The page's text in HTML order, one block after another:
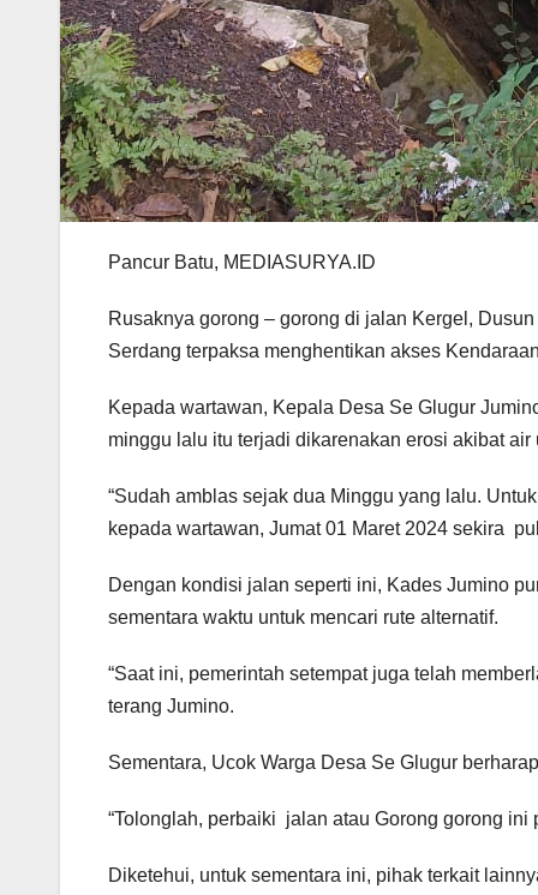
Pancur Batu, MEDIASURYA.ID
Rusaknya gorong – gorong di jalan Kergel,
Serdang terpaksa menghentikan akses
Kepada wartawan, Kepala Desa Se Glugur
minggu lalu itu terjadi dikarenakan erosi akibat air
“Sudah amblas sejak dua Minggu yang lalu.
kepada wartawan, Jumat 01 Maret 2024 sekira
Dengan kondisi jalan seperti ini, Kades Jumino
sementara waktu untuk mencari rute alternatif.
“Saat ini, pemerintah setempat juga telah
terang Jumino.
Sementara, Ucok Warga Desa Se Glugur
“Tolonglah, perbaiki jalan atau Gorong gorong ini
Diketehui, untuk sementara ini, pihak terkait